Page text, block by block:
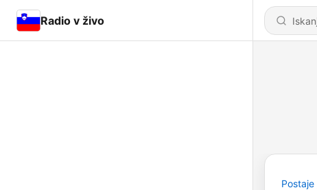
Radio v živo
Postaje